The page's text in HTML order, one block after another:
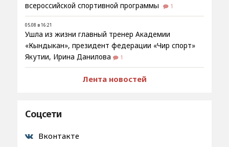
всероссийской спортивной программы
1
05.08 в 16:21
Ушла из жизни главный тренер Академии
«Кындыкан», президент федерации «Чир спорт»
Якутии, Ирина Данилова
1
Лента новостей
Соцсети
Вконтакте